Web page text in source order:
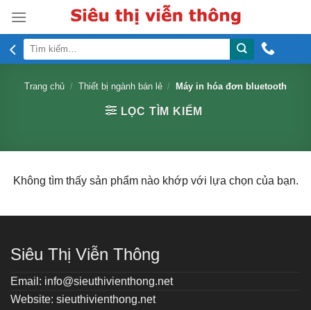
content
Tìm
kiếm:
Trang chủ / Thiết bị ngành bán lẻ / Máy in hóa đơn bluetooth
LỌC TÌM KIẾM
Không tìm thấy sản phẩm nào khớp với lựa chọn của bạn.
Siêu Thị Viễn Thông
Email: info@sieuthivienthong.net
Website: sieuthivienthong.net